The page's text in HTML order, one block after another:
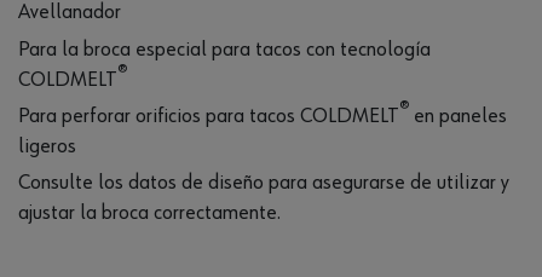
Avellanador
Para la broca especial para tacos con tecnología
COLDMELT®
Para perforar orificios para tacos COLDMELT® en paneles
ligeros
Consulte los datos de diseño para asegurarse de utilizar y
ajustar la broca correctamente.